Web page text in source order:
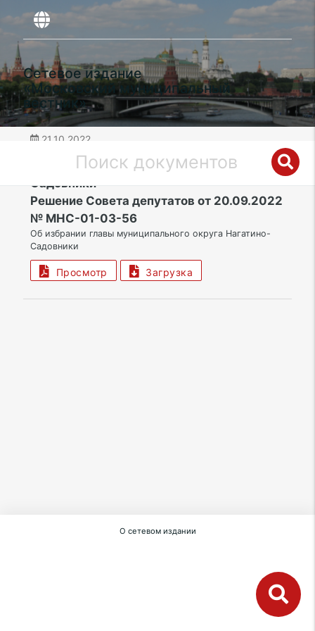
Сетевое издание
«Московский муниципальный
вестник»
21.10.2022
ЮАО | Муниципальный округ Нагатино-
Садовники
Решение Совета депутатов от 20.09.2022
№ МНС-01-03-56
Об избрании главы муниципального округа Нагатино-
Садовники
Просмотр Загрузка
О сетевом издании